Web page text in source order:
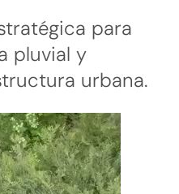
para
pluvial y
urbana.